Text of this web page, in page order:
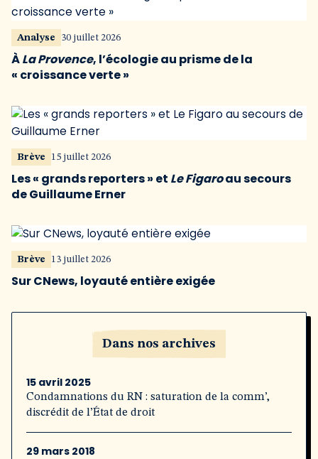
Analyse 30 juillet 2026
ÀLa Provence, l’écologie au prisme de la
« croissance verte »
Brève 15 juillet 2026
Les « grands reporters » et Le Figaroau secours
de Guillaume Erner
Brève 13 juillet 2026
Sur CNews, loyauté entière exigée
Dans nos archives
15 avril 2025
Condamnations du RN : saturation de la comm’,
discrédit de l’État de droit
29 mars 2018